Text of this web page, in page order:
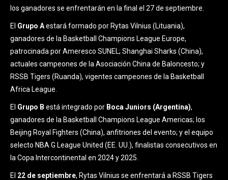
los ganadores se enfrentarán en la final el 27 de septiembre.
El Grupo Aestará formado por Rytas Vilnius (Lituania),
ganadores de la Basketball Champions League Europe,
patrocinada por Ameresco SUNEL; Shanghai Sharks (China),
actuales campeones de la Asociación China de Baloncesto; y
RSSB Tigers (Ruanda), vigentes campeones de la Basketball
Africa League.
El Grupo B está integrado por Boca Juniors (Argentina),
ganadores de la Basketball Champions League Americas; los
Beijing Royal Fighters (China), anfitriones del evento; y el equipo
selecto NBA G League United (EE. UU.), finalistas consecutivos en
la Copa Intercontinental en 2024 y 2025.
El 22 de septiembre, Rytas Vilnius se enfrentará a RSSB Tigers